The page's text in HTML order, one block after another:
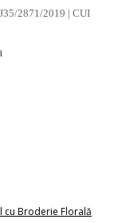
2871/2019 | CUI
cu Broderie Florală